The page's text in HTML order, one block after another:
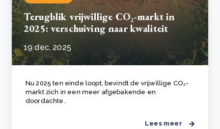
Terugblik vrijwillige CO₂-markt in
2025: verschuiving naar kwaliteit
19 dec, 2025
Nu 2025 ten einde loopt, bevindt de vrijwillige CO₂-
markt zich in een meer afgebakende en
doordachte..
Lees meer